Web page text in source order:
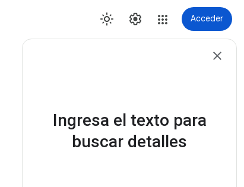
Acceder
Más detalles
Ingresa el texto para
buscar detalles